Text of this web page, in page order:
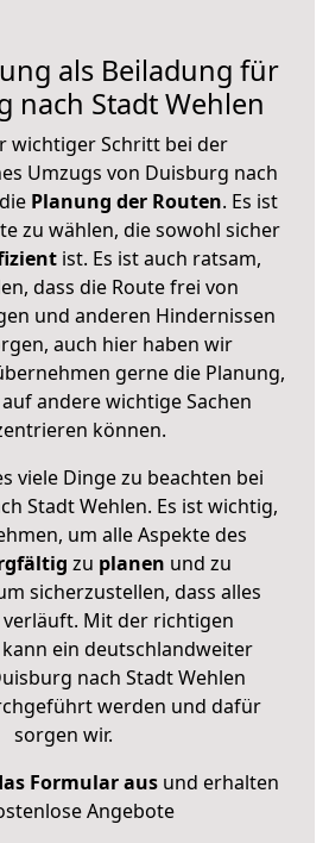
als Beiladung für
nach Stadt Wehlen
wichtiger Schritt bei der
Umzugs von Duisburg nach
Planung der Routen. Es ist
zu wählen, die sowohl sicher
ist. Es ist auch ratsam,
dass die Route frei von
und anderen Hindernissen
auch hier haben wir
gerne die Planung,
andere wichtige Sachen
können.
viele Dinge zu beachten bei
Stadt Wehlen. Es ist wichtig,
um alle Aspekte des
zu planen und zu
sicherzustellen, dass alles
Mit der richtigen
ein deutschlandweiter
nach Stadt Wehlen
werden und dafür
sorgen wir.
Formular ausund erhalten
Angebote